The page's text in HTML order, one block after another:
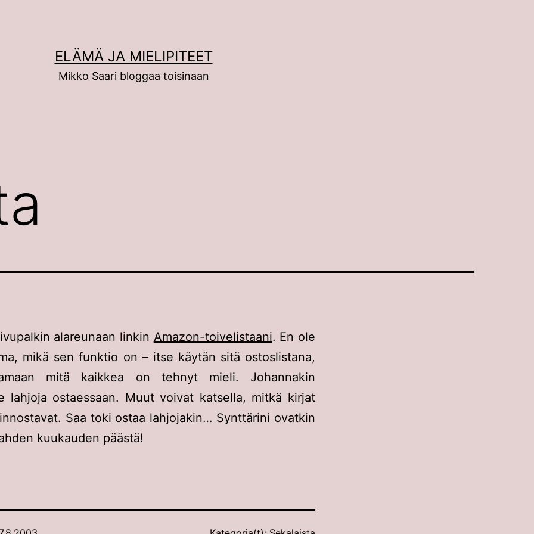
ELÄMÄ JA MIELIPITEET
Mikko Saari bloggaa toisinaan
alareunaan linkin Amazon-toivelistaani. En ole
mikä sen funktio on – itse käytän sitä ostoslistana,
mitä kaikkea on tehnyt mieli. Johannakin
lahjoja ostaessaan. Muut voivat katsella, mitkä kirjat
Saa toki ostaa lahjojakin… Synttärini ovatkin
kuukauden päästä!